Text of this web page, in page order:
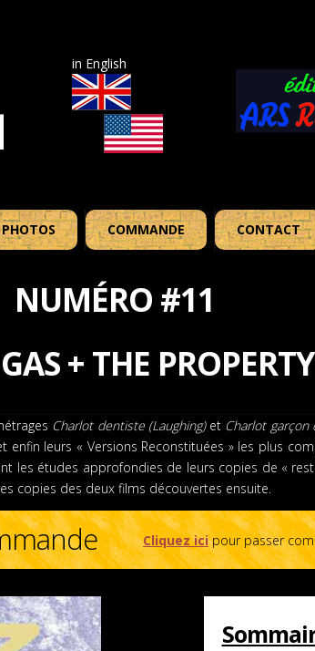
in English
COMMANDE CONTACT
NUMÉRO #11
+ THE
Charlot dentiste (Laughing)et Charlot garçon
leurs « Versions Reconstituées » les plus
les études approfondies de leurs copies de «
copies des deux films découvertes ensuite.
Cliquez icipour passer